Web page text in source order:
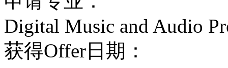
誉。该城市气候温和，
游城市之一。交通便利
Digital Music and Audio
获得Offer日期：